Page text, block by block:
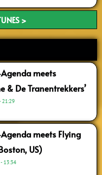
>
meets
& De Tranentrekkers’
21:29
meets Flying
US)
13:34